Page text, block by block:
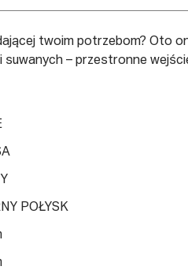
twoim potrzebom? Oto
– przestronne
POŁYSK